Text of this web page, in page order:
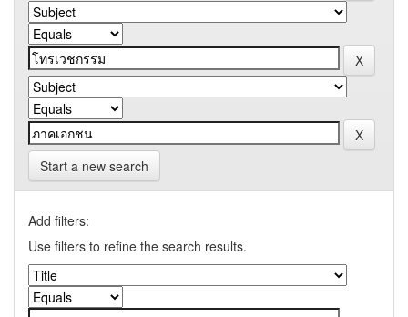
Start a new search
Add filters:
Use filters to refine the search results.